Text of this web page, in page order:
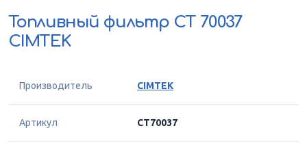
Топливный фильтр CT 70037
CIMTEK
Производитель CIMTEK
Артикул CT70037